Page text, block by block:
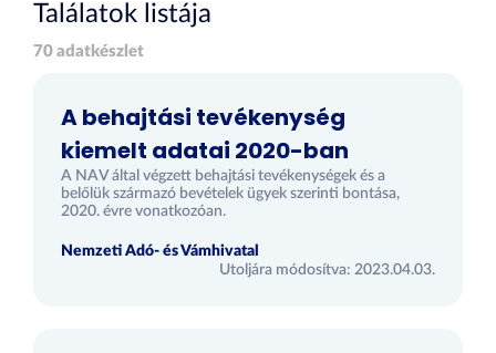
Találatok listája
70 adatkészlet
A behajtási tevékenység
kiemelt adatai 2020-ban
A NAV által végzett behajtási tevékenységek és a
belőlük származó bevételek ügyek szerinti bontása,
2020. évre vonatkozóan.
Nemzeti Adó- és Vámhivatal
Utoljára módosítva: 2023.04.03.